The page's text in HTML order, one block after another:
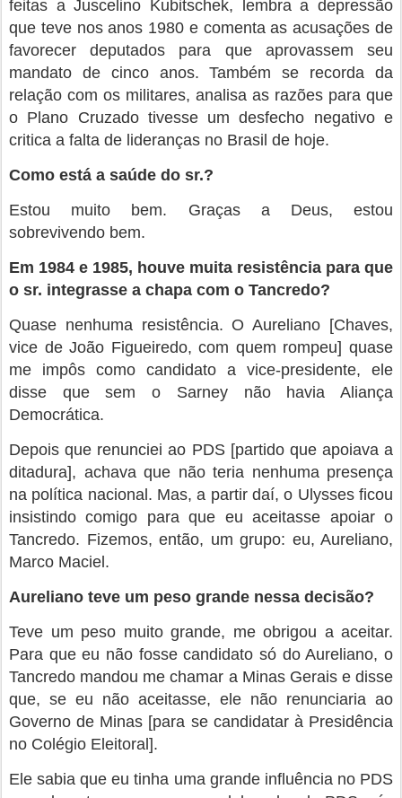
feitas a Juscelino Kubitschek, lembra a depressão
que teve nos anos 1980 e comenta as acusações de
favorecer deputados para que aprovassem seu
mandato de cinco anos. Também se recorda da
relação com os militares, analisa as razões para que
o Plano Cruzado tivesse um desfecho negativo e
critica a falta de lideranças no Brasil de hoje.
Como está a saúde do sr.?
Estou muito bem. Graças a Deus, estou
sobrevivendo bem.
Em 1984 e 1985, houve muita resistência para que
o sr. integrasse a chapa com o Tancredo?
Quase nenhuma resistência. O Aureliano [Chaves,
vice de João Figueiredo, com quem rompeu] quase
me impôs como candidato a vice-presidente, ele
disse que sem o Sarney não havia Aliança
Democrática.
Depois que renunciei ao PDS [partido que apoiava a
ditadura], achava que não teria nenhuma presença
na política nacional. Mas, a partir daí, o Ulysses ficou
insistindo comigo para que eu aceitasse apoiar o
Tancredo. Fizemos, então, um grupo: eu, Aureliano,
Marco Maciel.
Aureliano teve um peso grande nessa decisão?
Teve um peso muito grande, me obrigou a aceitar.
Para que eu não fosse candidato só do Aureliano, o
Tancredo mandou me chamar a Minas Gerais e disse
que, se eu não aceitasse, ele não renunciaria ao
Governo de Minas [para se candidatar à Presidência
no Colégio Eleitoral].
Ele sabia que eu tinha uma grande influência no PDS